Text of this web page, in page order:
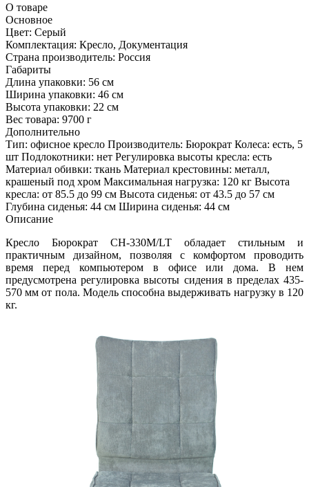
О товаре
Основное
Цвет: Серый
Комплектация: Кресло, Документация
Страна производитель: Россия
Габариты
Длина упаковки: 56 см
Ширина упаковки: 46 см
Высота упаковки: 22 см
Вес товара: 9700 г
Дополнительно
Тип: офисное кресло Производитель: Бюрократ Колеса: есть, 5
шт Подлокотники: нет Регулировка высоты кресла: есть
Материал обивки: ткань Материал крестовины: металл,
крашеный под хром Максимальная нагрузка: 120 кг Высота
кресла: от 85.5 до 99 см Высота сиденья: от 43.5 до 57 см
Глубина сиденья: 44 см Ширина сиденья: 44 см
Описание
Кресло Бюрократ CH-330M/LT обладает стильным и
практичным дизайном, позволяя с комфортом проводить
время перед компьютером в офисе или дома. В нем
предусмотрена регулировка высоты сидения в пределах 435-
570 мм от пола. Модель способна выдерживать нагрузку в 120
кг.